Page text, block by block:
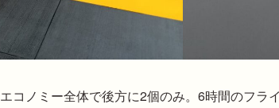
エコノミー全体で後方に2個のみ。6時間のフラ